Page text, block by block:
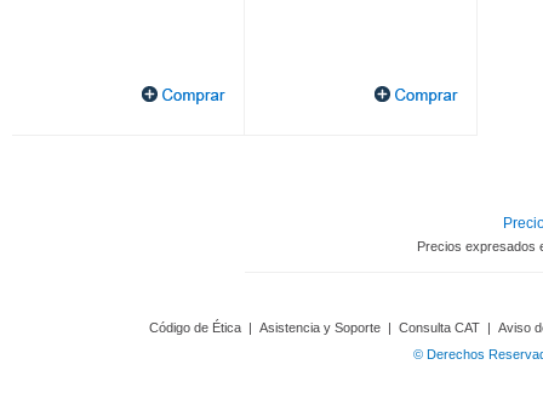
Precios expresados
Código de Ética | Asistencia y Soporte | Consulta CAT | Aviso
© Derechos